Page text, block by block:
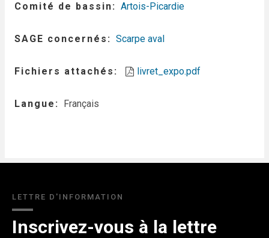
Comité de bassin Artois-Picardie
SAGE concernés Scarpe aval
Fichiers attachés livret_expo.pdf
Langue Français
LETTRE D'INFORMATION
Inscrivez-vous à la lettre